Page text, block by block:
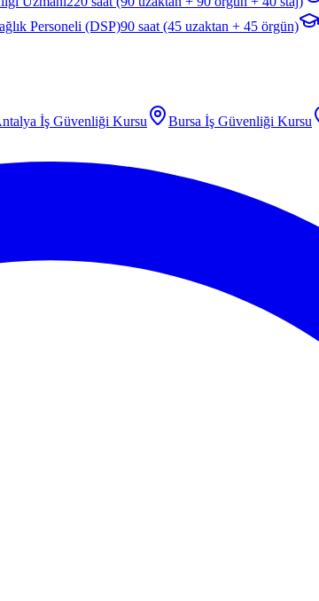
Personeli (DSP)90 saat (45 uzaktan + 45 örgün)
İş Güvenliği Kursu Bursa İş Güvenliği Kursu